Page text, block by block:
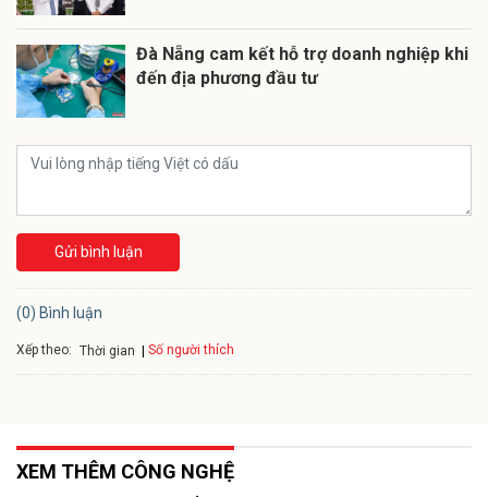
Đà Nẵng cam kết hỗ trợ doanh nghiệp khi
đến địa phương đầu tư
Gửi bình luận
(0) Bình luận
Xếp theo: Thời gian Số người thích
XEM THÊM CÔNG NGHỆ